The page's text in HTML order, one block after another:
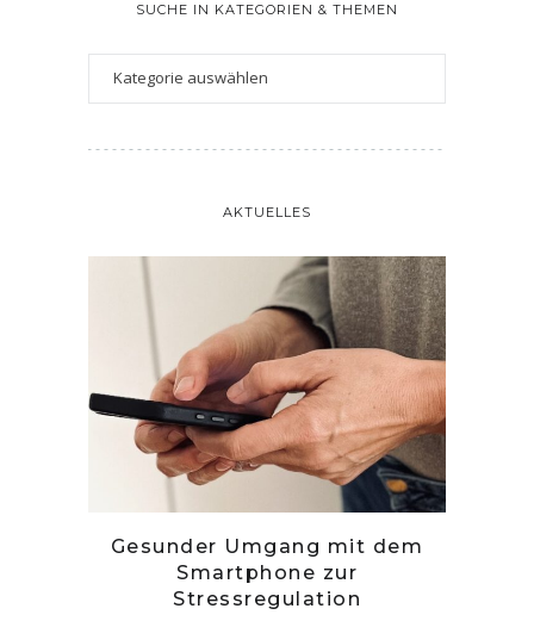
SUCHE IN KATEGORIEN & THEMEN
AKTUELLES
Gesunder Umgang mit dem
Smartphone zur
Stressregulation